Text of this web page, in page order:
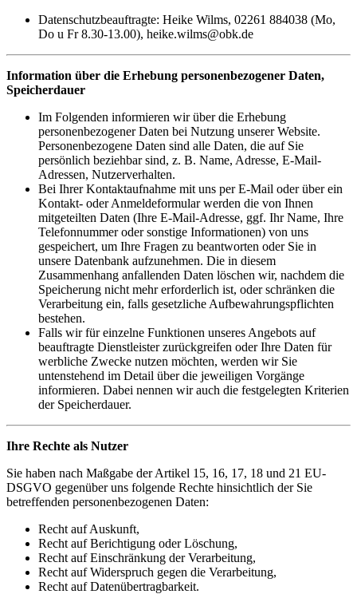
Datenschutzbeauftragte: Heike Wilms, 02261 884038 (Mo,
Do u Fr 8.30-13.00), heike.wilms@obk.de
Information über die Erhebung personenbezogener Daten,
Speicherdauer
Im Folgenden informieren wir über die Erhebung
personenbezogener Daten bei Nutzung unserer Website.
Personenbezogene Daten sind alle Daten, die auf Sie
persönlich beziehbar sind, z. B. Name, Adresse, E-Mail-
Adressen, Nutzerverhalten.
Bei Ihrer Kontaktaufnahme mit uns per E-Mail oder über ein
Kontakt- oder Anmeldeformular werden die von Ihnen
mitgeteilten Daten (Ihre E-Mail-Adresse, ggf. Ihr Name, Ihre
Telefonnummer oder sonstige Informationen) von uns
gespeichert, um Ihre Fragen zu beantworten oder Sie in
unsere Datenbank aufzunehmen. Die in diesem
Zusammenhang anfallenden Daten löschen wir, nachdem die
Speicherung nicht mehr erforderlich ist, oder schränken die
Verarbeitung ein, falls gesetzliche Aufbewahrungspflichten
bestehen.
Falls wir für einzelne Funktionen unseres Angebots auf
beauftragte Dienstleister zurückgreifen oder Ihre Daten für
werbliche Zwecke nutzen möchten, werden wir Sie
untenstehend im Detail über die jeweiligen Vorgänge
informieren. Dabei nennen wir auch die festgelegten Kriterien
der Speicherdauer.
Ihre Rechte als Nutzer
Sie haben nach Maßgabe der Artikel 15, 16, 17, 18 und 21 EU-
DSGVO gegenüber uns folgende Rechte hinsichtlich der Sie
betreffenden personenbezogenen Daten:
Recht auf Auskunft,
Recht auf Berichtigung oder Löschung,
Recht auf Einschränkung der Verarbeitung,
Recht auf Widerspruch gegen die Verarbeitung,
Recht auf Datenübertragbarkeit.